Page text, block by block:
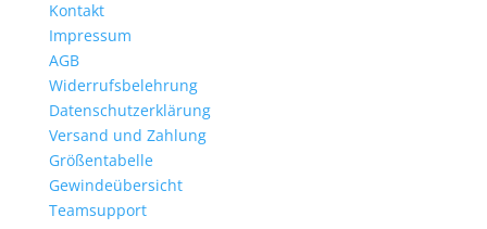
Kontakt
Impressum
AGB
Widerrufsbelehrung
Datenschutzerklärung
Versand und Zahlung
Größentabelle
Gewindeübersicht
Teamsupport